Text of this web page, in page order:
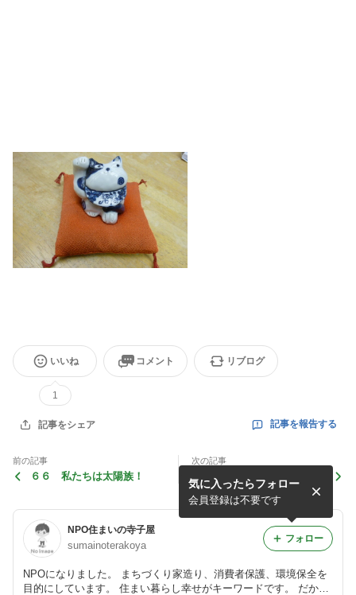
いいね
1
コメント リブログ
記事をシェア 記事を報告する
前の記事
６６ 私たちは太陽族！
次の記事
NPO住まいの寺子屋
sumainoterakoya
NPOになりました。 まちづくり家造り、消費者保護、環境保全を
目的にしています。 住まい暮らし幸せがキーワードです。 だから
気に入ったらフォロー
会員登録は不要です
フォロー